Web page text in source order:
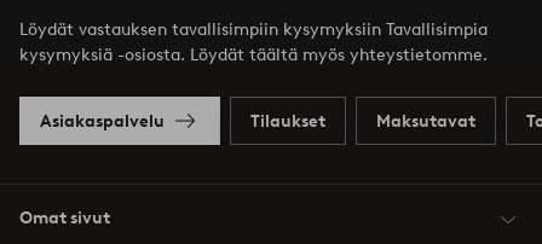
Löydät vastauksen tavallisimpiin kysymyksiin Tavallisimpia
kysymyksiä -osiosta. Löydät täältä myös yhteystietomme.
Asiakaspalvelu Tilaukset Maksutavat
Omat sivut